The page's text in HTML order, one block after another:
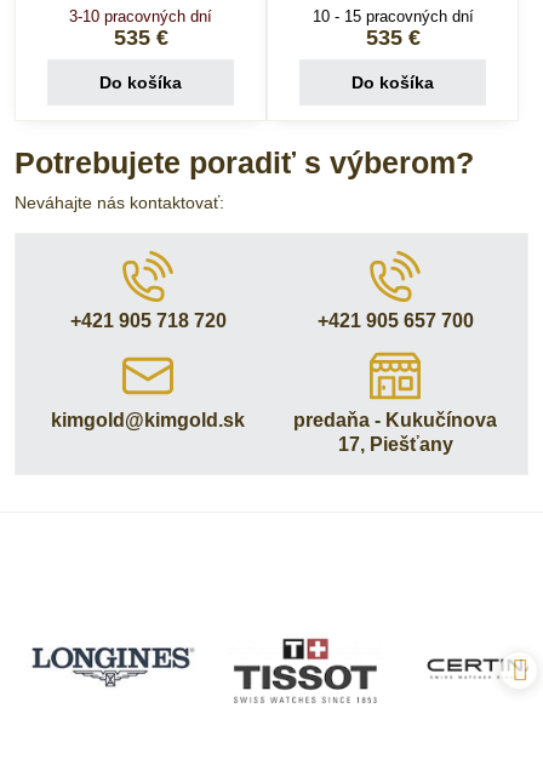
3-10 pracovných dní
535 €
Do košíka
10 - 15 pracovných dní
535 €
Do košíka
Potrebujete poradiť s výberom?
Neváhajte nás kontaktovať:
+421 905 718 720 +421 905 657 700
kimgold​@kimgold​.sk
predaňa - Kukučínova
17, Piešťany